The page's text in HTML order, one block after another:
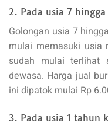
2. Pada usia 7 hingga
Golongan usia 7
mulai memasuki usia
sudah mulai terlihat
dewasa. Harga jual
ini dipatok mulai Rp
3. Pada usia 1 tahun